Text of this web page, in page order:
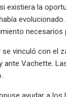
existiera la
necesarios
se vinculó con el
ante Vachette.